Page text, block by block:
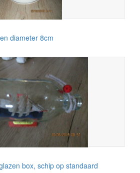
diameter 8cm
box, schip op standaard